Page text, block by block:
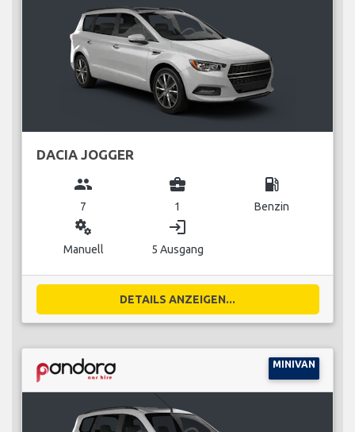
DACIA JOGGER
group
7
business_center
1
local_gas_station
Benzin
miscellaneous_services
Manuell
login
5 Ausgang
DETAILS ANZEIGEN...
MINIVAN